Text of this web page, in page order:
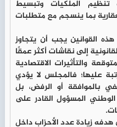
تنظيم الملكيات وتبسيط
بما ينسجم مع متطلبات
القوانين يجب أن يتجاوز
إلى نقاشات أكثر عمقًا
والتأثيرات الاقتصادية
عليها؛ فالمجلس لا يؤدي
بالموافقة أو الرفض، بل
المسؤول القادر على
زيادة عدد الأحزاب داخل